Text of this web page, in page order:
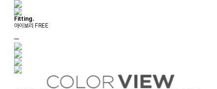
Fitting.
아이보리 FREE
ㅡ